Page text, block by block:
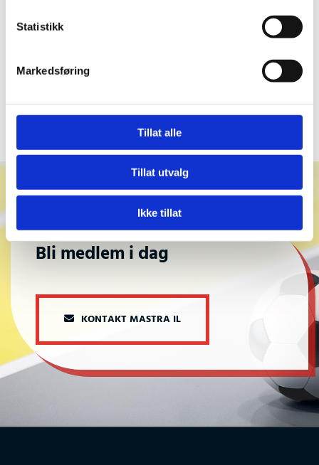
Statistikk
Markedsføring
Tillat alle
Tillat utvalg
Ikke tillat
LAGLEDER FUTSAL HERRER
kurt.skibenes@still.no
Bli medlem i dag
KONTAKT MASTRA IL